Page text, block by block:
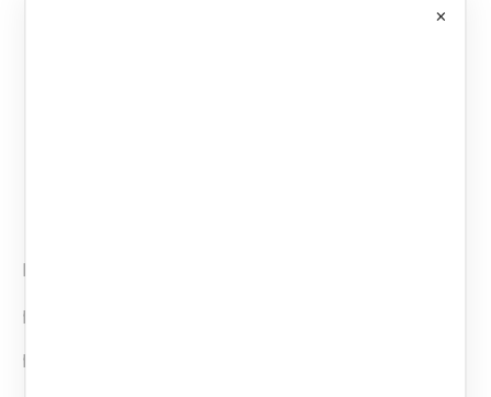
I tentativi dell’imputato di mantenere intonsa la
propria fedina penale, adducendo che il
pettegolezzo non era stato riferito a più persone
×